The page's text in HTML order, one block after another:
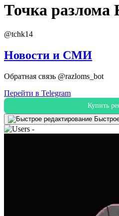
Точка разлома
@tchk14
Новости и СМИ
Обратная связь @razloms_bot
Перейти в Telegram
Купить
-